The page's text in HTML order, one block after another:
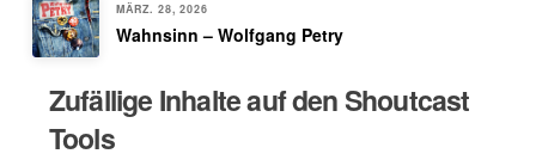
MÄRZ. 28, 2026
Wahnsinn – Wolfgang Petry
Zufällige Inhalte auf den Shoutcast
Tools